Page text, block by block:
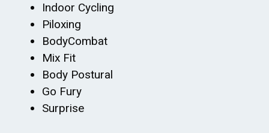
Indoor Cycling
Piloxing
BodyCombat
Mix Fit
Body Postural
Go Fury
Surprise